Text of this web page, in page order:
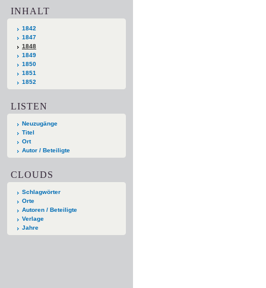
INHALT
1842
1847
1848
1849
1850
1851
1852
LISTEN
Neuzugänge
Titel
Ort
Autor / Beteiligte
CLOUDS
Schlagwörter
Orte
Autoren / Beteiligte
Verlage
Jahre